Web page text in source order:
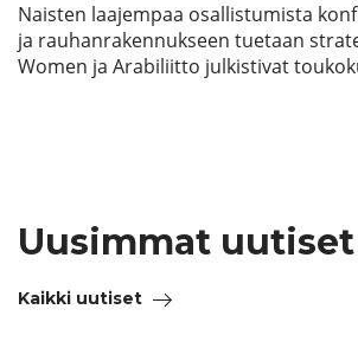
Naisten laajempaa osallistumista
ja rauhanrakennukseen tuetaan
Women ja Arabiliitto julkistivat
Uusimmat uutiset
Kaikki uutiset